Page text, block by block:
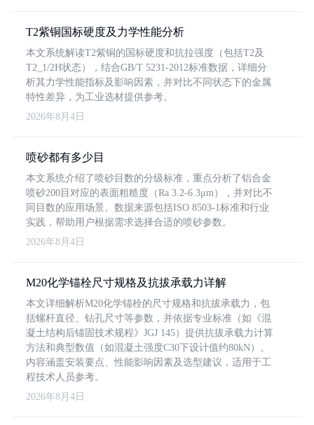
T2紫铜国标硬度及力学性能分析
本文系统解读T2紫铜的国标硬度和抗拉强度（包括T2及
T2_1/2H状态），结合GB/T 5231-2012标准数据，详细分
析其力学性能指标及影响因素，并对比不同状态下的金属
特性差异，为工业选材提供参考。
2026年8月4日
喷砂都有多少目
本文系统介绍了喷砂目数的分级标准，重点分析了铝合金
喷砂200目对应的表面粗糙度（Ra 3.2-6.3μm），并对比不
同目数的应用场景。数据来源包括ISO 8503-1标准和行业
实践，帮助用户根据需求选择合适的喷砂参数。
2026年8月4日
M20化学锚栓尺寸规格及抗拔承载力详解
本文详细解析M20化学锚栓的尺寸规格和抗拔承载力，包
括螺杆直径、钻孔尺寸等参数，并依据专业标准（如《混
凝土结构后锚固技术规程》JGJ 145）提供抗拔承载力计算
方法和典型数值（如混凝土强度C30下设计值约80kN）。
内容涵盖安装要点、性能影响因素及选型建议，适用于工
程技术人员参考。
2026年8月4日